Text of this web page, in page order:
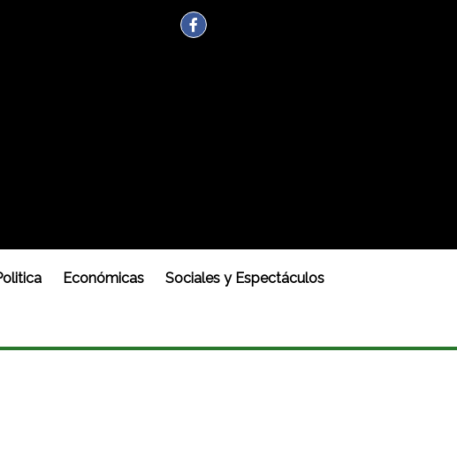
Económicas Sociales y Espectáculos